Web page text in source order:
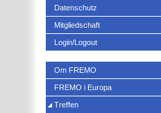
Datenschutz
Mitgliedschaft
Login/Logout
Om FREMO
FREMO i Europa
Treffen